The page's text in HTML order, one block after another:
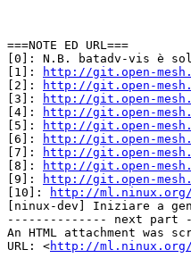
===NOTE ED URL===
[0]: N.B. batadv-vis è
[1]:
http://git.open-
[2]:
http://git.open-
[3]:
http://git.open-
[4]:
http://git.open-
[5]:
http://git.open-
[6]:
http://git.open-
[7]:
http://git.open-
[8]:
http://git.open-
[9]:
http://git.open-
[10]:
http://ml.ninux.org/
[ninux-dev] Iniziare a
-------------- next part
An HTML attachment was
URL: <http://ml.ninux.org/